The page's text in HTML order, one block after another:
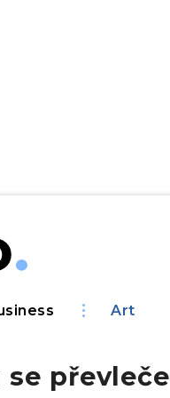
Art
se převleče